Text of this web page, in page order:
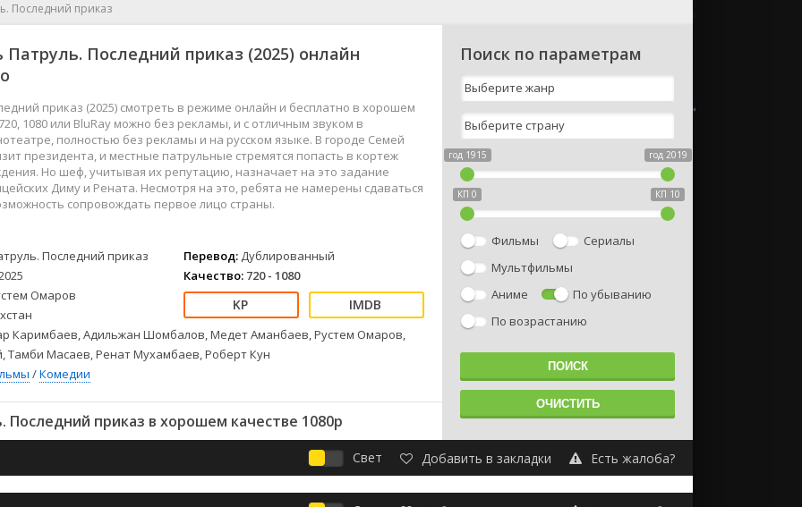
Боевики
Детективы
Детские
Драмы
Комедии
Мелодрамы
Семейные
Спорт
Триллеры
Ужасы
2023
2022
2021
Зарубежные
Фильмы из соцетей
Последний приказ
Патруль. Последний приказ (2025) онлайн
приказ (2025) смотреть в режиме онлайн и бесплатно в хорошем
1080 или BluRay можно без рекламы, и с отличным звуком в
полностью без рекламы и на русском языке. В городе Семей
президента, и местные патрульные стремятся попасть в кортеж
Но шеф, учитывая их репутацию, назначает на это задание
Диму и Рената. Несмотря на это, ребята не намерены сдаваться
сопровождать первое лицо страны.
Последний приказ
Омаров
Перевод: Дублированный
Качество: 720 - 1080
Каримбаев, Адильжан Шомбалов, Медет Аманбаев, Рустем Омаров,
Тамби Масаев, Ренат Мухамбаев, Роберт Кун
/Комедии
приказ в хорошем качестве 1080p
Поиск по параметрам
год 1915 год 2019
КП 0 КП 10
Фильмы
Сериалы
Мультфильмы
Аниме
По убыванию
По возрастанию
Свет Добавить в закладки Есть жалоба?